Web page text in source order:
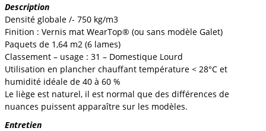
Description
Densité globale /- 750 kg/m3
Finition : Vernis mat WearTop® (ou sans modèle Galet)
Paquets de 1,64 m2 (6 lames)
Classement – usage : 31 – Domestique Lourd
Utilisation en plancher chauffant température < 28°C et
humidité idéale de 40 à 60 %
Le liège est naturel, il est normal que des différences de
nuances puissent apparaître sur les modèles.
Entretien